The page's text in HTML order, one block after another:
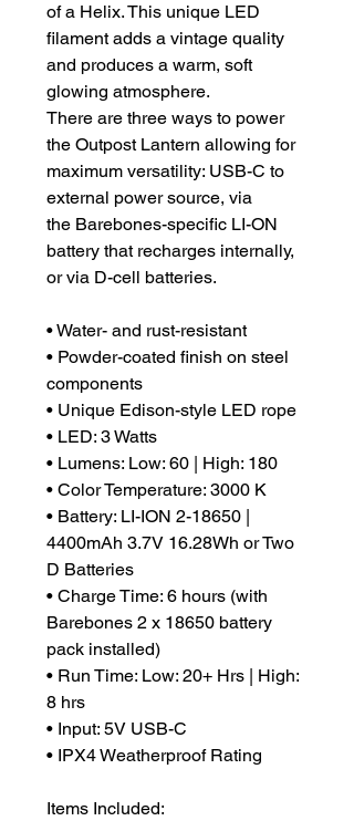
of a Helix. This unique LED
filament adds a vintage quality
and produces a warm, soft
glowing atmosphere.
There are three ways to power
the Outpost Lantern allowing for
maximum versatility: USB-C to
external power source, via
the Barebones-specific LI-ON
battery that recharges internally,
or via D-cell batteries.
• Water- and rust-resistant
• Powder-coated finish on steel
components
• Unique Edison-style LED rope
• LED: 3 Watts
• Lumens: Low: 60 | High: 180
• Color Temperature: 3000 K
• Battery: LI-ION 2-18650 |
4400mAh 3.7V 16.28Wh or Two
D Batteries
• Charge Time: 6 hours (with
Barebones 2 x 18650 battery
pack installed)
• Run Time: Low: 20+ Hrs | High:
8 hrs
• Input: 5V USB-C
• IPX4 Weatherproof Rating
Items Included: